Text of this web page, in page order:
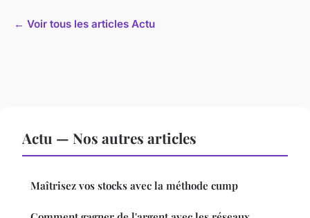
← Voir tous les articles Actu
Actu — Nos autres articles
Maîtrisez vos stocks avec la méthode cump